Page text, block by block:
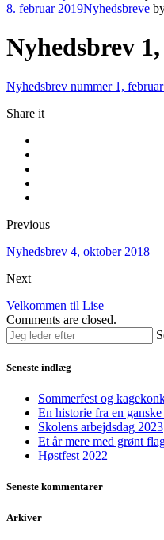
8. februar 2019Nyhedsbreve
Nyhedsbrev
Nyhedsbrev nummer 1,
Share it
Previous
Nyhedsbrev 4, oktober 2018
Next
Velkommen til Lise
Comments are closed.
Seneste indlæg
Sommerfest og
En historie fra en
Skolens arbejdsdag 2023
Et år mere med grønt
Høstfest 2022
Seneste kommentarer
Arkiver